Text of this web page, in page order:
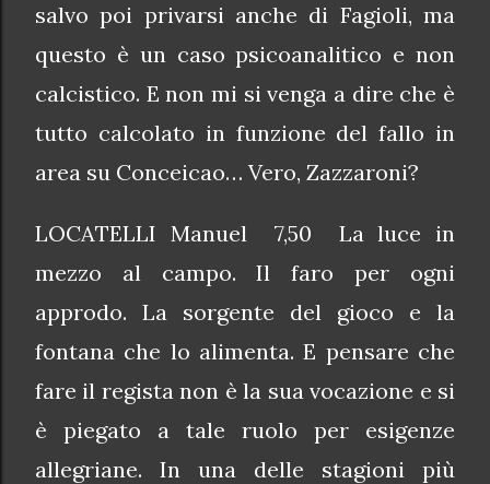
salvo poi privarsi anche di Fagioli, ma
questo è un caso psicoanalitico e non
calcistico. E non mi si venga a dire che è
tutto calcolato in funzione del fallo in
area su Conceicao… Vero, Zazzaroni?
LOCATELLI Manuel 7,50 La luce in
mezzo al campo. Il faro per ogni
approdo. La sorgente del gioco e la
fontana che lo alimenta. E pensare che
fare il regista non è la sua vocazione e si
è piegato a tale ruolo per esigenze
allegriane. In una delle stagioni più